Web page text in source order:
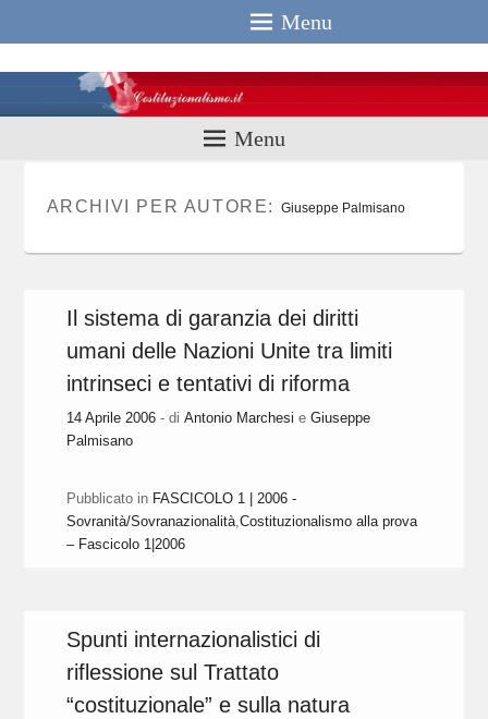
Menu
Menu
ARCHIVI PER AUTORE: Giuseppe Palmisano
Il sistema di garanzia dei diritti
umani delle Nazioni Unite tra limiti
intrinseci e tentativi di riforma
14 Aprile 2006 - di Antonio Marchesi eGiuseppe
Palmisano
Pubblicato in FASCICOLO 1 | 2006 -
Sovranità/Sovranazionalità,Costituzionalismo alla prova
– Fascicolo 1|2006
Spunti internazionalistici di
riflessione sul Trattato
“costituzionale” e sulla natura